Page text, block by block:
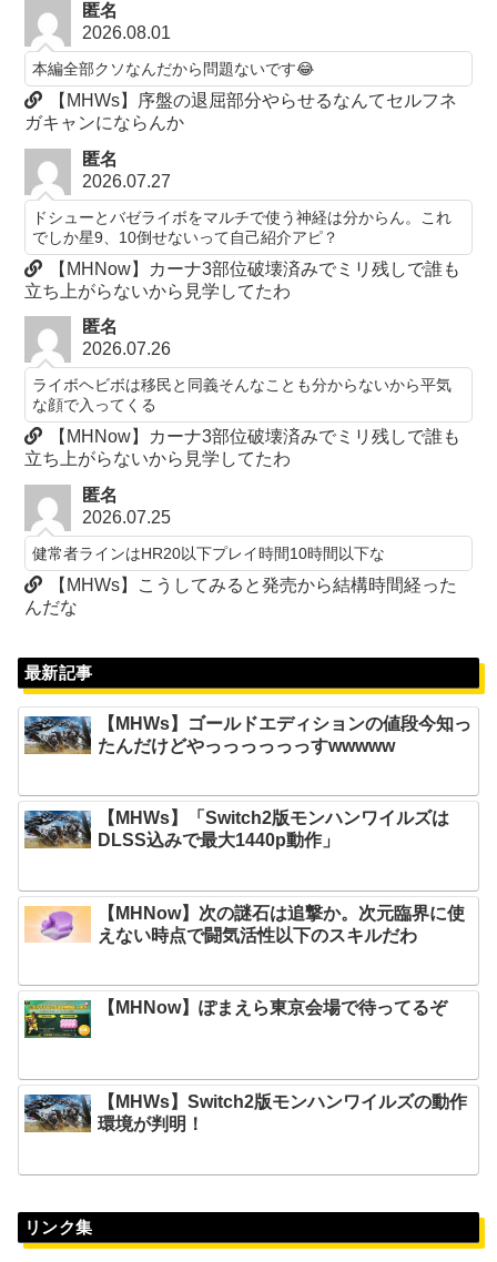
匿名
2026.08.01
本編全部クソなんだから問題ないです😂
【MHWs】序盤の退屈部分やらせるなんてセルフネ
ガキャンにならんか
匿名
2026.07.27
ドシューとバゼライボをマルチで使う神経は分からん。これ
でしか星9、10倒せないって自己紹介アピ？
【MHNow】カーナ3部位破壊済みでミリ残しで誰も
立ち上がらないから見学してたわ
匿名
2026.07.26
ライボヘビボは移民と同義そんなことも分からないから平気
な顔で入ってくる
【MHNow】カーナ3部位破壊済みでミリ残しで誰も
立ち上がらないから見学してたわ
匿名
2026.07.25
健常者ラインはHR20以下プレイ時間10時間以下な
【MHWs】こうしてみると発売から結構時間経った
んだな
最新記事
【MHWs】ゴールドエディションの値段今知っ
たんだけどやっっっっっっすwwwww
【MHWs】「Switch2版モンハンワイルズは
DLSS込みで最大1440p動作」
【MHNow】次の謎石は追撃か。次元臨界に使
えない時点で闘気活性以下のスキルだわ
【MHNow】ぽまえら東京会場で待ってるぞ
【MHWs】Switch2版モンハンワイルズの動作
環境が判明！
リンク集